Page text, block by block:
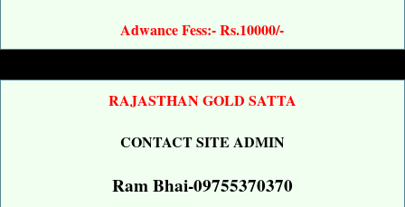
Adwance Fess:- Rs.10000/-
RAJASTHAN GOLD SATTA
CONTACT SITE ADMIN
Ram Bhai-09755370370